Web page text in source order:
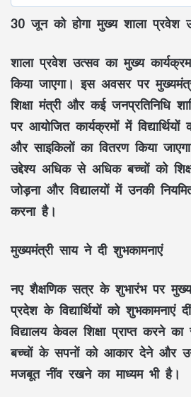
30 जून को होगा मुख्य शाला प्रवेश
शाला प्रवेश उत्सव का मुख्य
किया जाएगा। इस अवसर पर
शिक्षा मंत्री और कई जनप्रतिनिधि
पर आयोजित कार्यक्रमों में
और साइकिलों का वितरण किया
उद्देश्य अधिक से अधिक बच्चों को
जोड़ना और विद्यालयों में उनकी
करना है।
मुख्यमंत्री साय ने दी शुभकामनाएं
नए शैक्षणिक सत्र के शुभारंभ पर
प्रदेश के विद्यार्थियों को शुभकामनाएं
विद्यालय केवल शिक्षा प्राप्त करने
बच्चों के सपनों को आकार देने और
मजबूत नींव रखने का माध्यम भी है।